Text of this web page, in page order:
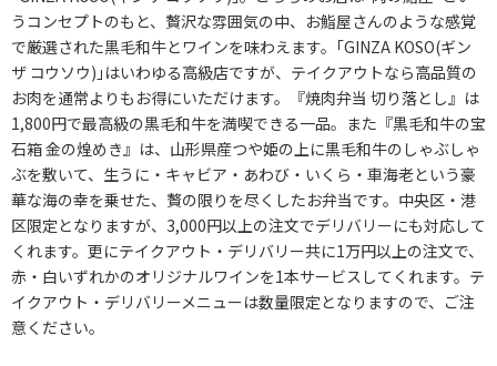
うコンセプトのもと、贅沢な雰囲気の中、お鮨屋さんのような感覚
で厳選された黒毛和牛とワインを味わえます。｢GINZA KOSO(ギン
ザ コウソウ)｣はいわゆる高級店ですが、テイクアウトなら高品質の
お肉を通常よりもお得にいただけます。『焼肉弁当 切り落とし』は
1,800円で最高級の黒毛和牛を満喫できる一品。また『黒毛和牛の宝
石箱 金の煌めき』は、山形県産つや姫の上に黒毛和牛のしゃぶしゃ
ぶを敷いて、生うに・キャビア・あわび・いくら・車海老という豪
華な海の幸を乗せた、贅の限りを尽くしたお弁当です。中央区・港
区限定となりますが、3,000円以上の注文でデリバリーにも対応して
くれます。更にテイクアウト・デリバリー共に1万円以上の注文で、
赤・白いずれかのオリジナルワインを1本サービスしてくれます。テ
イクアウト・デリバリーメニューは数量限定となりますので、ご注
意ください。